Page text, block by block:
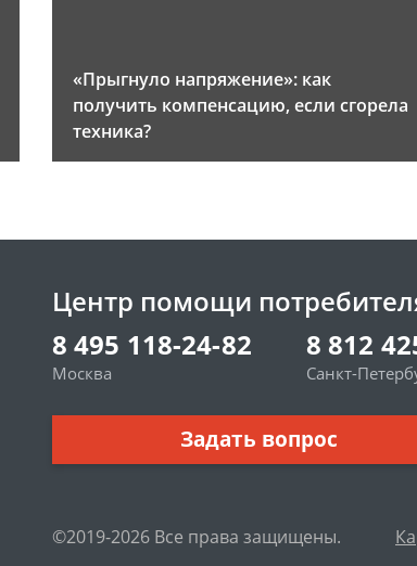
«Прыгнуло напряжение»: как
получить компенсацию, если сгорела
техника?
Центр помощи
8 495 118-24-82
Москва
8 812
Санкт-
Задать вопрос
©2019-2026 Все права защищены.